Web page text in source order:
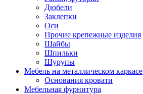
Дюбели
Заклепки
Оси
Прочие крепежные изделия
Шайбы
Шпильки
Шурупы
Мебель на металлическом каркасе
Основания кровати
Мебельная фурнитура